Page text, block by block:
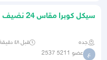
سيكل كوبرا مقاس 24 نضيف
جده قبل ٤٨ دقيقة
ع عضو 5211 2537